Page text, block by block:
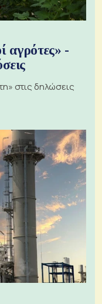
αγρότες» -
στις δηλώσεις